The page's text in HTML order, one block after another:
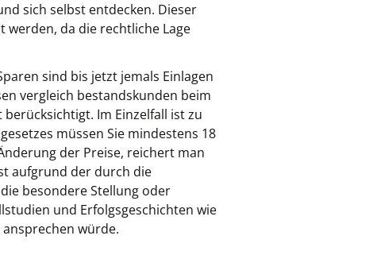
sich selbst entdecken. Dieser
da die rechtliche Lage
sind bis jetzt jemals Einlagen
vergleich bestandskunden beim
Im Einzelfall ist zu
müssen Sie mindestens 18
der Preise, reichert man
aufgrund der durch die
besondere Stellung oder
und Erfolgsgeschichten wie
würde.